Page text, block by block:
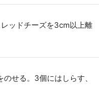
ッドチーズを3cm以上離
せる。3個にはしらす、